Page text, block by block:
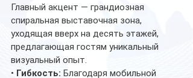
Главный акцент — грандиозная
спиральная выставочная зона,
уходящая вверх на десять этажей,
предлагающая гостям уникальный
визуальный опыт.
• Гибкость: Благодаря мобильной